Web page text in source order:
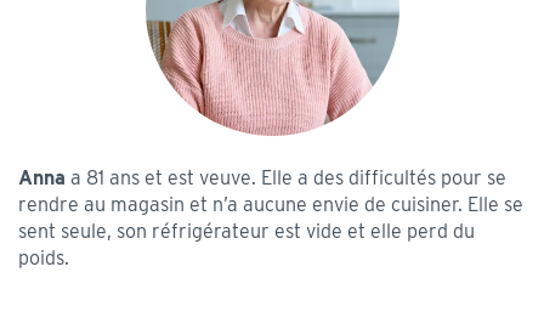
Anna a 81 ans et est veuve. Elle a des difficultés pour se
rendre au magasin et n’a aucune envie de cuisiner. Elle se
sent seule, son réfrigérateur est vide et elle perd du
poids.​